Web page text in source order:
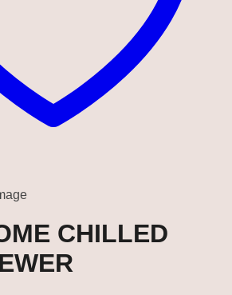
CHILLED